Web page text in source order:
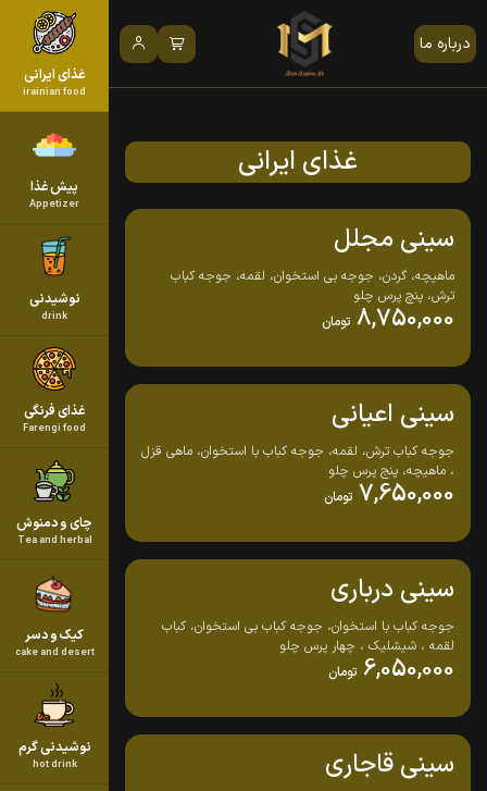
غذای ایرانی
irainian food
پیش غذا
Appetizer
نوشیدنی
drink
غذای فرنگی
Farengi food
چای و دمنوش
Tea and herbal
کیک و دسر
cake and desert
نوشیدنی گرم
hot drink
درباره ما
غذای ایرانی
سینی مجلل
ماهیچه، گردن، جوجه بی استخوان، لقمه، جوجه کباب
ترش، پنچ پرس چلو
8,750,000 تومان
سینی اعیانی
جوجه کباب ترش، لقمه، جوجه کباب با استخوان، ماهی قزل
، ماهیچه، پنج پرس چلو
7,650,000 تومان
سینی درباری
جوجه کباب با استخوان، جوجه کباب بی استخوان، کباب
لقمه ، شیشلیک ، چهار پرس چلو
6,050,000 تومان
سینی قاجاری